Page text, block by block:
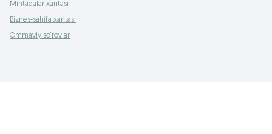
Mintaqalar xaritasi
Biznes-sahifa xaritasi
Ommaviy so‘rovlar